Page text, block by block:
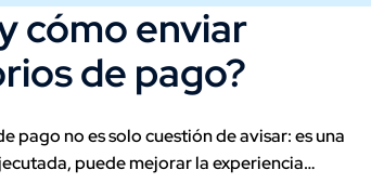
cómo enviar
de pago?
pago no es solo cuestión de avisar: es una
puede mejorar la experiencia…